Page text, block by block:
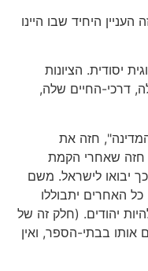
העניין היחיד שבו היינו
יסודית. הציונות
דרכי-החיים שלה,
המדינה", חזה את
חזה שאחרי הקמת
יבואו לישראל. משם
האחרים יתבוללו
יהודים. (חלק זה של
אותו בבתי-הספר, ואין